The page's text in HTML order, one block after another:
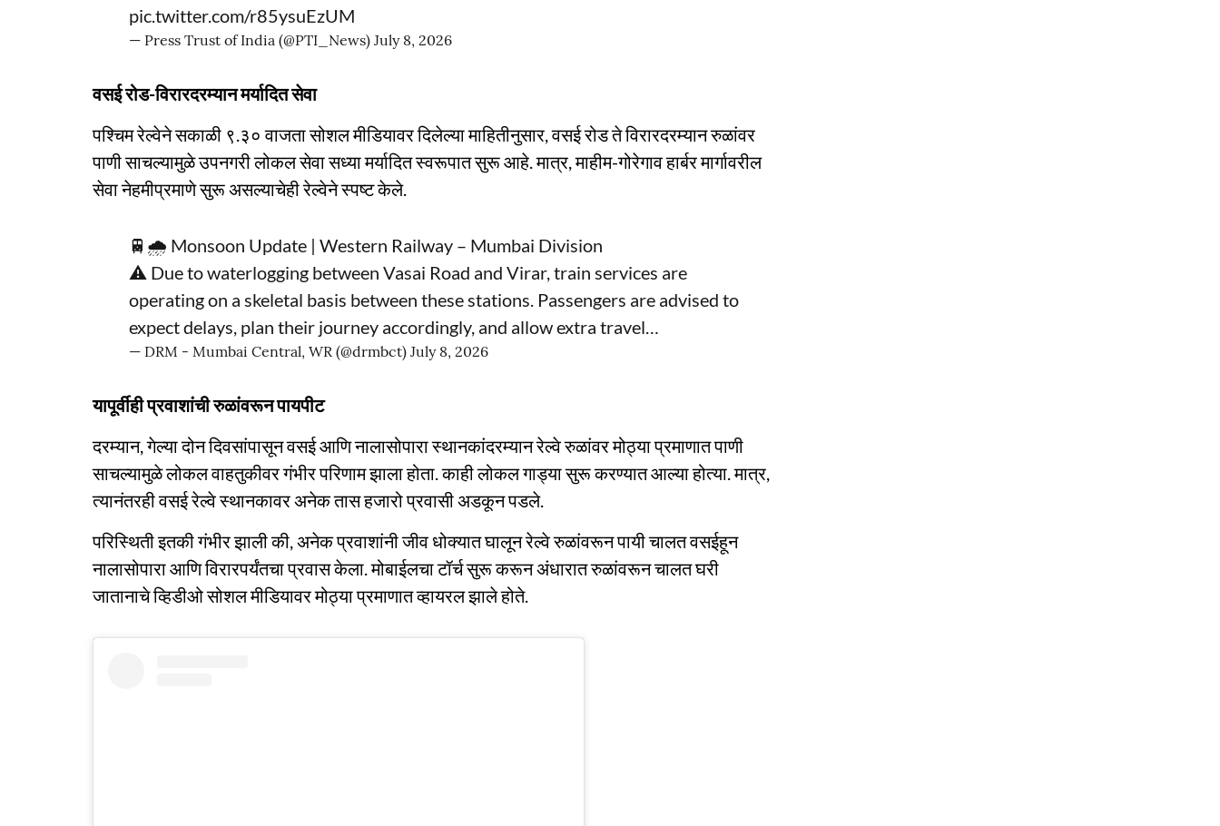
pic.twitter.com/r85ysuEzUM
— Press Trust of India (@PTI_News) July 8, 2026
वसई रोड-विरारदरम्यान मर्यादित सेवा
पश्चिम रेल्वेने सकाळी ९.३० वाजता सोशल मीडियावर दिलेल्या माहितीनुसार, वसई रोड ते विरारदरम्यान रुळांवर
पाणी साचल्यामुळे उपनगरी लोकल सेवा सध्या मर्यादित स्वरूपात सुरू आहे. मात्र, माहीम-गोरेगाव हार्बर मार्गावरील
सेवा नेहमीप्रमाणे सुरू असल्याचेही रेल्वेने स्पष्ट केले.
🚆🌧️ Monsoon Update | Western Railway – Mumbai Division
⚠️ Due to waterlogging between Vasai Road and Virar, train services are
operating on a skeletal basis between these stations. Passengers are advised to
expect delays, plan their journey accordingly, and allow extra travel…
— DRM - Mumbai Central, WR (@drmbct) July 8, 2026
यापूर्वीही प्रवाशांची रुळांवरून पायपीट
दरम्यान, गेल्या दोन दिवसांपासून वसई आणि नालासोपारा स्थानकांदरम्यान रेल्वे रुळांवर मोठ्या प्रमाणात पाणी
साचल्यामुळे लोकल वाहतुकीवर गंभीर परिणाम झाला होता. काही लोकल गाड्या सुरू करण्यात आल्या होत्या. मात्र,
त्यानंतरही वसई रेल्वे स्थानकावर अनेक तास हजारो प्रवासी अडकून पडले.
परिस्थिती इतकी गंभीर झाली की, अनेक प्रवाशांनी जीव धोक्यात घालून रेल्वे रुळांवरून पायी चालत वसईहून
नालासोपारा आणि विरारपर्यंतचा प्रवास केला. मोबाईलचा टॉर्च सुरू करून अंधारात रुळांवरून चालत घरी
जातानाचे व्हिडीओ सोशल मीडियावर मोठ्या प्रमाणात व्हायरल झाले होते.